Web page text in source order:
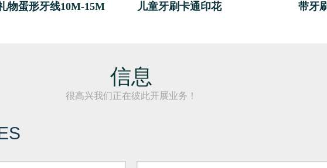
物蛋形牙线10M-15M 儿童牙刷卡通印花
信息
很高兴我们正在彼此开展业务！